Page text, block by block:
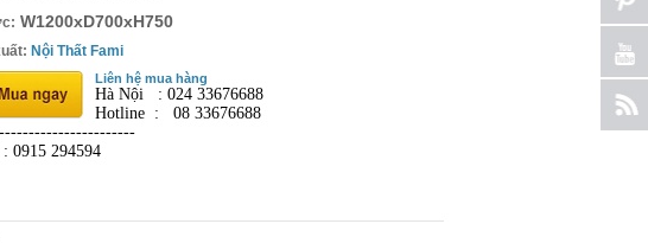
W1200xD700xH750
Nội Thất Fami
Liên hệ mua hàng
Hà Nội : 024 33676688
Hotline : 08 33676688
0915 294594